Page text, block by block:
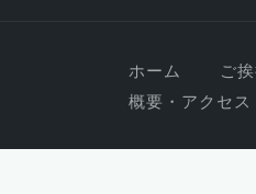
ホーム ご
概要・アクセス